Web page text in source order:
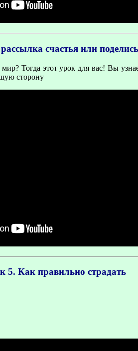
счастья или
Тогда этот урок для вас! Вы
сторону
5. Как правильно страдать